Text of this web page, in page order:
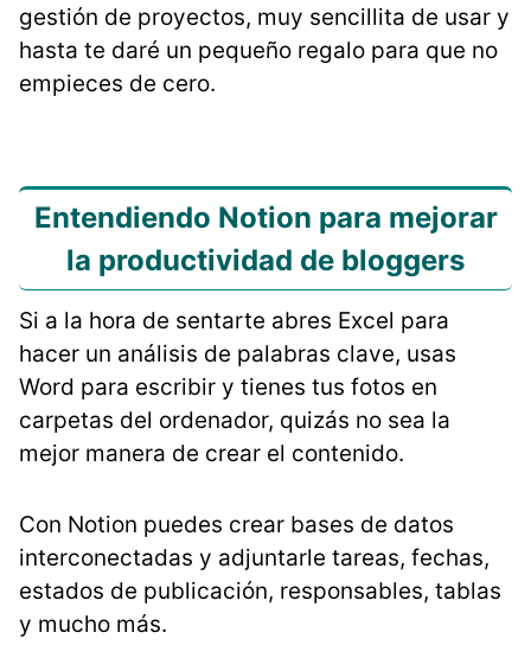
gestión de proyectos, muy sencillita de usar y
hasta te daré un pequeño regalo para que no
empieces de cero.
Entendiendo Notion para mejorar
la productividad de bloggers
Si a la hora de sentarte abres Excel para
hacer un análisis de palabras clave, usas
Word para escribir y tienes tus fotos en
carpetas del ordenador, quizás no sea la
mejor manera de crear el contenido.
Con Notion puedes crear bases de datos
interconectadas y adjuntarle tareas, fechas,
estados de publicación, responsables, tablas
y mucho más.